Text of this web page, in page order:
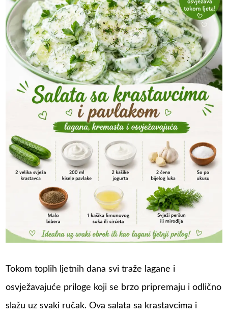
Tokom toplih ljetnih dana svi traže lagane i
osvježavajuće priloge koji se brzo pripremaju i odlično
slažu uz svaki ručak. Ova salata sa krastavcima i